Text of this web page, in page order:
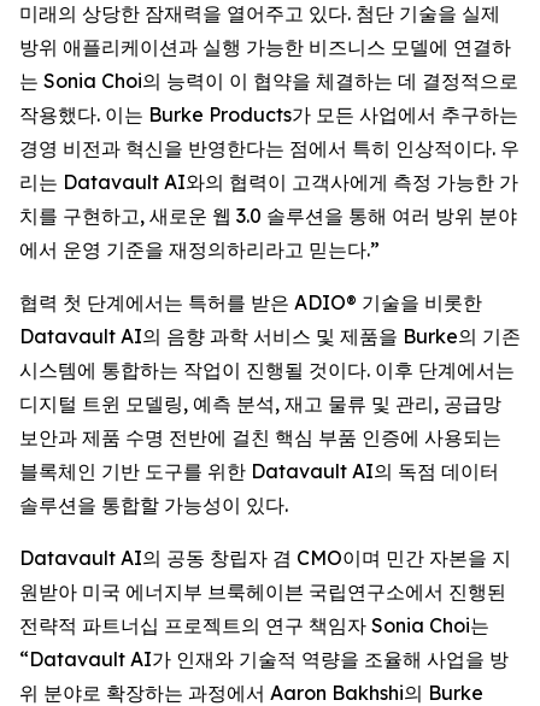
미래의 상당한 잠재력을 열어주고 있다. 첨단 기술을 실제
방위 애플리케이션과 실행 가능한 비즈니스 모델에 연결하
는 Sonia Choi의 능력이 이 협약을 체결하는 데 결정적으로
작용했다. 이는 Burke Products가 모든 사업에서 추구하는
경영 비전과 혁신을 반영한다는 점에서 특히 인상적이다. 우
리는 Datavault AI와의 협력이 고객사에게 측정 가능한 가
치를 구현하고, 새로운 웹 3.0 솔루션을 통해 여러 방위 분야
에서 운영 기준을 재정의하리라고 믿는다.”
협력 첫 단계에서는 특허를 받은 ADIO® 기술을 비롯한
Datavault AI의 음향 과학 서비스 및 제품을 Burke의 기존
시스템에 통합하는 작업이 진행될 것이다. 이후 단계에서는
디지털 트윈 모델링, 예측 분석, 재고 물류 및 관리, 공급망
보안과 제품 수명 전반에 걸친 핵심 부품 인증에 사용되는
블록체인 기반 도구를 위한 Datavault AI의 독점 데이터
솔루션을 통합할 가능성이 있다.
Datavault AI의 공동 창립자 겸 CMO이며 민간 자본을 지
원받아 미국 에너지부 브룩헤이븐 국립연구소에서 진행된
전략적 파트너십 프로젝트의 연구 책임자 Sonia Choi는
“Datavault AI가 인재와 기술적 역량을 조율해 사업을 방
위 분야로 확장하는 과정에서 Aaron Bakhshi의 Burke